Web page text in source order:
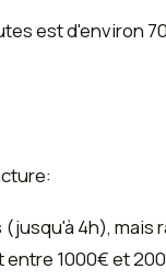
est d'environ
4h), mais
1000€ et